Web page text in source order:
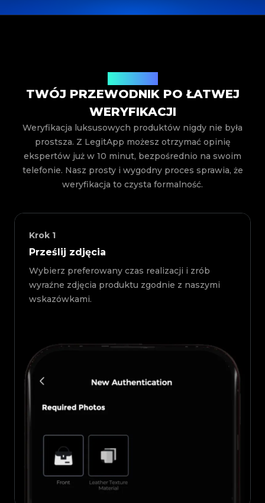
TWÓJ PRZEWODNIK PO ŁATWEJ
WERYFIKACJI
Weryfikacja luksusowych produktów nigdy nie była
prostsza. Z LegitApp możesz otrzymać opinię
ekspertów już w 10 minut, bezpośrednio na swoim
telefonie. Nasz prosty i wygodny proces sprawia, że
weryfikacja to czysta formalność.
Krok 1
Prześlij zdjęcia
Wybierz preferowany czas realizacji i zrób
wyraźne zdjęcia produktu zgodnie z naszymi
wskazówkami.